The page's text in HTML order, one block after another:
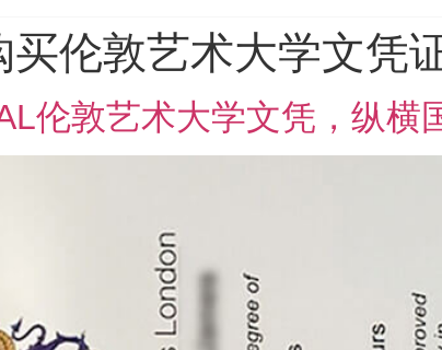
买伦敦艺术大学文凭
伦敦艺术大学文凭，纵横